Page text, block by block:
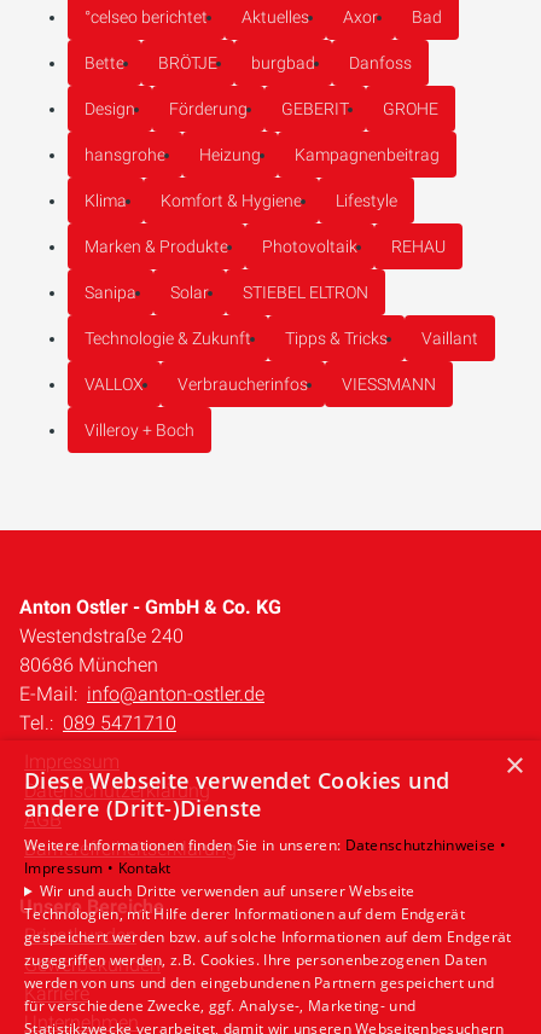
°celseo berichtet Aktuelles Axor Bad
Bette BRÖTJE burgbad Danfoss
Design Förderung GEBERIT GROHE
hansgrohe Heizung Kampagnenbeitrag
Klima Komfort & Hygiene Lifestyle
Marken & Produkte Photovoltaik REHAU
Sanipa Solar STIEBEL ELTRON
Technologie & Zukunft Tipps & Tricks Vaillant
VALLOX Verbraucherinfos VIESSMANN
Villeroy + Boch
Anton Ostler - GmbH & Co. KG
Westendstraße 240
80686 München
E-Mail: info@anton-ostler.de
Tel.: 089 5471710
Impressum
Datenschutzerklärung
AGB
Barrierefreiheitserklärung
Unsere Bereiche
Privatkunden
Gewerbekunden
Karriere
Unternehmen
×
Diese Webseite verwendet Cookies und
andere (Dritt-)Dienste
Weitere Informationen finden Sie in unseren: Datenschutzhinweise •
Impressum • Kontakt
Wir und auch Dritte verwenden auf unserer Webseite
Technologien, mit Hilfe derer Informationen auf dem Endgerät
gespeichert werden bzw. auf solche Informationen auf dem Endgerät
zugegriffen werden, z.B. Cookies. Ihre personenbezogenen Daten
werden von uns und den eingebundenen Partnern gespeichert und
für verschiedene Zwecke, ggf. Analyse-, Marketing- und
Statistikzwecke verarbeitet, damit wir unseren Webseitenbesuchern